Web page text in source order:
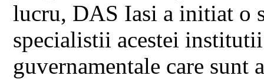
lucru, DAS Iasi a initiat o
specialistii acestei
guvernamentale care sunt